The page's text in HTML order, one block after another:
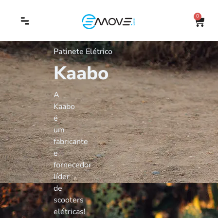
0
Patinete Elétrico
Kaabo
A
Kaabo
é
um
fabricante
e
fornecedor
líder
de
scooters
elétricas!